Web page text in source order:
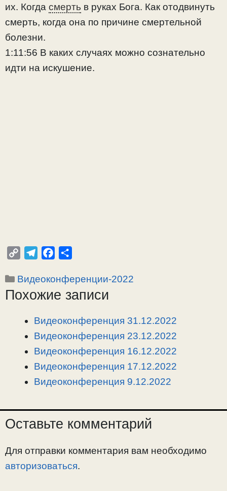
их. Когда смерть в руках Бога. Как отодвинуть
смерть, когда она по причине смертельной
болезни.
1:11:56 В каких случаях можно сознательно
идти на искушение.
p
y
l
e
r
a
c
e
o
п
р
в
Рубрики
Видеоконференции-2022
Похожие записи
Видеоконференция 31.12.2022
Видеоконференция 23.12.2022
Видеоконференция 16.12.2022
Видеоконференция 17.12.2022
Видеоконференция 9.12.2022
Оставьте комментарий
Для отправки комментария вам необходимо
авторизоваться.